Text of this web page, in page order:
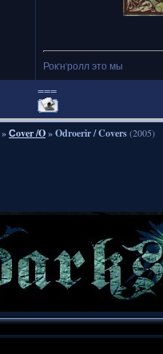
Рок'н'ролл это мы
===
»Сover /O»Odroerir / Covers(2005)